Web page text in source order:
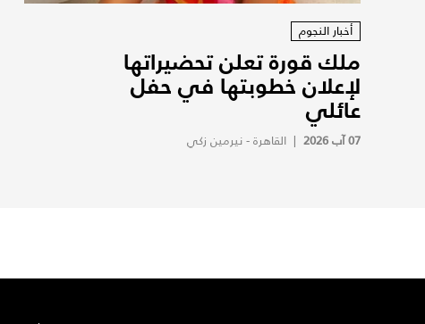
أخبار النجوم
ملك قورة تعلن تحضيراتها
لإعلان خطوبتها في حفل
عائلي
07 آب 2026 | القاهرة - نيرمين زكي